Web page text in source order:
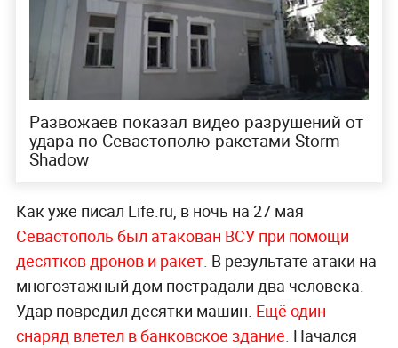
Развожаев показал видео разрушений от
удара по Севастополю ракетами Storm
Shadow
Как уже писал Life.ru, в ночь на 27 мая
Севастополь был атакован ВСУ при помощи
десятков дронов и ракет. В результате атаки на
многоэтажный дом пострадали два человека.
Удар повредил десятки машин. Ещё один
снаряд влетел в банковское здание. Начался